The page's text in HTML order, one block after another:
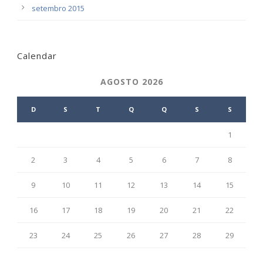
setembro 2015
Calendar
AGOSTO 2026
D S T Q Q S S
1
2 3 4 5 6 7 8
9 10 11 12 13 14 15
16 17 18 19 20 21 22
23 24 25 26 27 28 29